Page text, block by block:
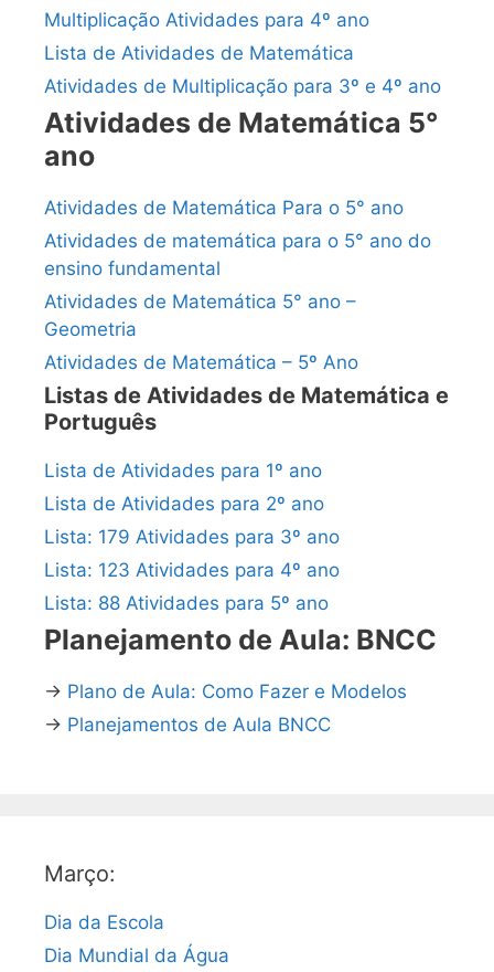
Multiplicação Atividades para 4º ano
Lista de Atividades de Matemática
Atividades de Multiplicação para 3º e 4º ano
Atividades de Matemática 5°
ano
Atividades de Matemática Para o 5° ano
Atividades de matemática para o 5° ano do
ensino fundamental
Atividades de Matemática 5° ano –
Geometria
Atividades de Matemática – 5º Ano
Listas de Atividades de Matemática e
Português
Lista de Atividades para 1º ano
Lista de Atividades para 2º ano
Lista: 179 Atividades para 3º ano
Lista: 123 Atividades para 4º ano
Lista: 88 Atividades para 5º ano
Planejamento de Aula: BNCC
→ Plano de Aula: Como Fazer e Modelos
→ Planejamentos de Aula BNCC
Março:
Dia da Escola
Dia Mundial da Água